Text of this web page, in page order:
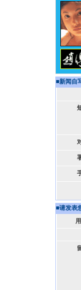
■新闻自
■请发表